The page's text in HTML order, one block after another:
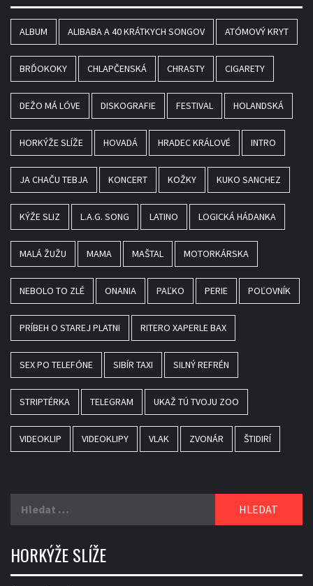
ALBUM ALIBABA A 40 KRÁTKYCH SONGOV ATÓMOVÝ KRYT
BRĎOKOKY CHLAPČENSKÁ CHRASTY CIGARETY
DEŽO MÁ LÓVE DISKOGRAFIE FESTIVAL HOLANDSKÁ
HORKÝŽE SLÍŽE HOVADÁ HRADEC KRÁLOVÉ INTRO
JA CHAČU TEBJA KONCERT KOŽKY KUKO SANCHEZ
KÝŽE SLIZ L.A.G. SONG LATINO LOGICKÁ HÁDANKA
MALÁ ŽUŽU MAMA MAŠTAL MOTORKÁRSKA
NEBOLO TO ZLÉ ONANIA PAĽKO PERIE POĽOVNÍK
PRÍBEH O STAREJ PLATNI RITERO XAPERLE BAX
SEX PO TELEFÓNE SIBÍR TAXI SILNÝ REFRÉN
STRIPTÉRKA TELEGRAM UKAŽ TÚ TVOJU ZOO
VIDEOKLIP VIDEOKLIPY VLAK ZVONÁR ŠTIDIRÍ
HORKÝŽE SLÍŽE